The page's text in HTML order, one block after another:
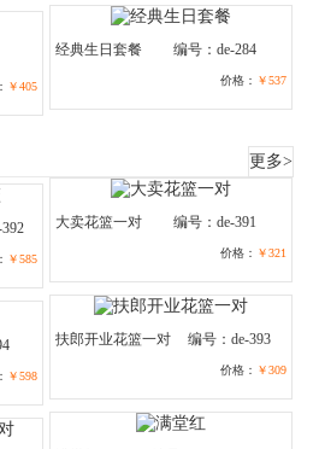
￥405
经典生日套餐 编号：de-284
价格： ￥537
更多>
￥585
大卖花篮一对 编号：de-391
价格： ￥321
￥598
扶郎开业花篮一对 编号：de-393
价格： ￥309